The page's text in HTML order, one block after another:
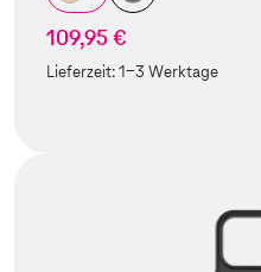
109,95 €
Lieferzeit:1-3 Werktage